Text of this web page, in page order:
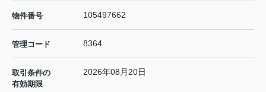
物件番号 105497662
管理コード 8364
取引条件の
有効期限
2026年08月20日